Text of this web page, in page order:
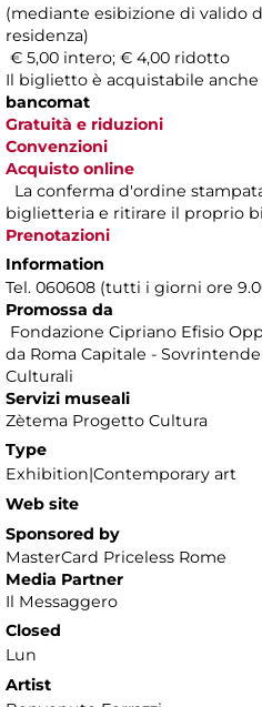
(mediante esibizione di valido
residenza)
€ 5,00 intero; € 4,00 ridotto
Il biglietto è acquistabile anche
bancomat
Gratuità e riduzioni
Convenzioni
Acquisto online
La conferma d'ordine
biglietteria e ritirare il proprio
Prenotazioni
Information
Tel. 060608 (tutti i giorni ore
Promossa da
Fondazione Cipriano Efisio
da Roma Capitale -
Culturali
Servizi museali
Zètema Progetto Cultura
Type
Exhibition|Contemporary art
Web site
Sponsored by
MasterCard Priceless Rome
Media Partner
Il Messaggero
Closed
Lun
Artist